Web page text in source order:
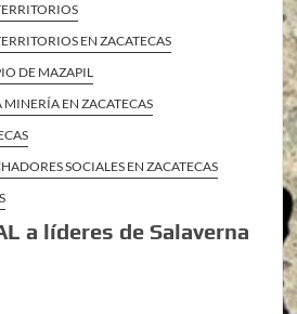
EN ZACATECAS
DE MAZAPIL
MINERÍA EN ZACATECAS
SOCIALES EN ZACATECAS
a líderes de Salaverna